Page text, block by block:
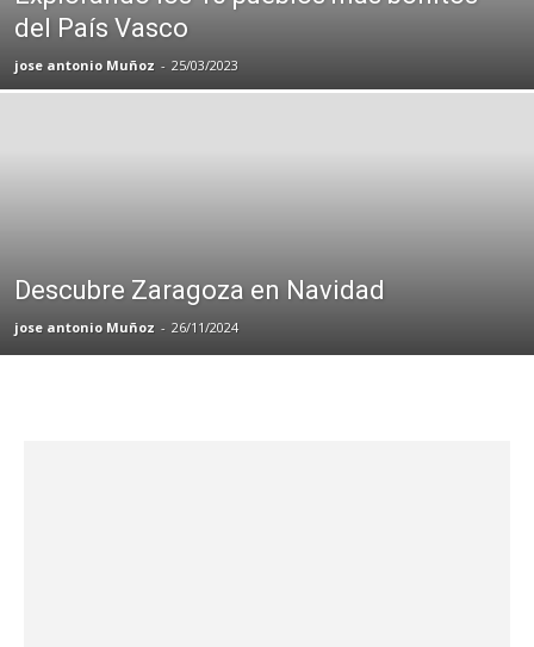
del País Vasco
jose antonio Muñoz - 25/03/2023
Descubre Zaragoza en Navidad
jose antonio Muñoz - 26/11/2024